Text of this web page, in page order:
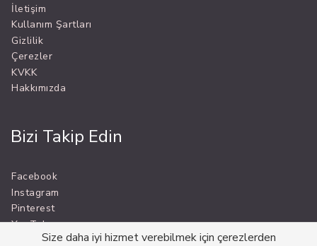
İletişim
Kullanım Şartları
Gizlilik
Çerezler
KVKK
Hakkımızda
Bizi Takip Edin
Facebook
Instagram
Pinterest
YouTube
Size daha iyi hizmet verebilmek için çerezlerden